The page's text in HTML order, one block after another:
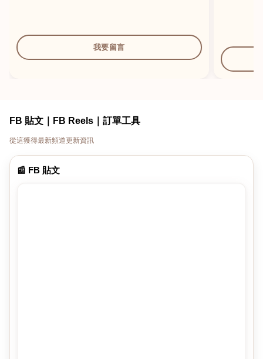
我要留言
FB 貼文｜FB Reels｜訂單工具
從這獲得最新頻道更新資訊
📰 FB 貼文